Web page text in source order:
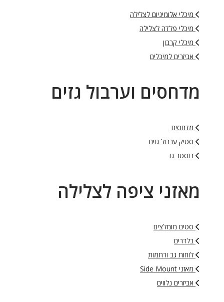
מיכלי אלומיניום לצלילה
מיכלי פלדה לצלילה
מיכלי קרבון
אביזרים למיכלים
מדחסים וערבול גזים
מדחסים
סטיק ערבול גזים
בוסטר גז
מאזני ציפה לצלילה
סטים מומלצים
בלדרים
לוחות גב ורתמות
מאזני Side Mount
אביזרים נלווים